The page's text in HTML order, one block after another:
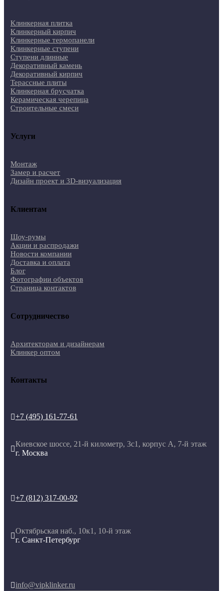
Клинкерная плитка
Клинкерный кирпич
Клинкерные термопанели
Клинкерные ступени
Ступени длинные
Декоративный камень
Декоративный кирпич
Терассные плиты
Клинкерная брусчатка
Керамическая черепица
Строительные смеси
Услуги
Монтаж
Замер и расчет
Дизайн проект и 3D-визуализация
Клиентам
Шоу-румы
Акции и распродажи
Новости компании
Доставка и оплата
Блог
Фотографии объектов
Страница контактов
Сотрудничество
Архитекторам и дизайнерам
Клинкер оптом
Контакты
+7 (495) 161-77-61

Киевское шоссе, 21-й километр, 3с1, корпус А, 7-й этаж
г. Москва
+7 (812) 317-00-92

Октябрьская наб., 10к1, 10-й этаж
г. Санкт-Петербург
info@vipklinker.ru